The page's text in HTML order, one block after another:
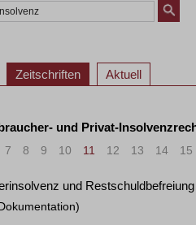
Zeitschriften Aktuell
und Privat-
7 8 9 10 11 12 13 14 15
und